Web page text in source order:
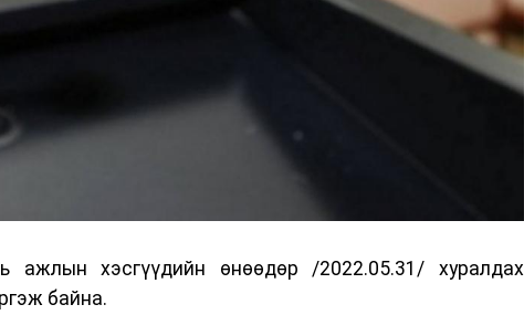
хэсгүүдийн өнөөдөр /2022.05.31/ хуралдах
байна.